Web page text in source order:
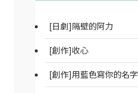
[日劇]隔壁的阿力
[創作]收心
[創作]用藍色寫你的名字